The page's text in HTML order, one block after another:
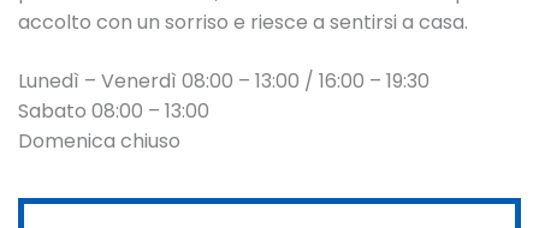
accolto con un sorriso e riesce a sentirsi a casa.
Lunedì – Venerdì 08:00 – 13:00 / 16:00 – 19:30
Sabato 08:00 – 13:00
Domenica chiuso